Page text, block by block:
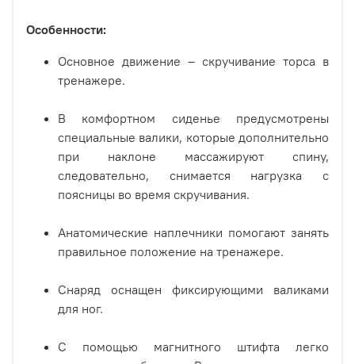
Особенности:
Основное движение – скручивание торса в
тренажере.
В комфортном сиденье предусмотрены
специальные валики, которые дополнительно
при наклоне массажируют спину,
следовательно, снимается нагрузка с
поясницы во время скручивания.
Анатомические наплечники помогают занять
правильное положение на тренажере.
Снаряд оснащен фиксирующими валиками
для ног.
С помощью магнитного штифта легко